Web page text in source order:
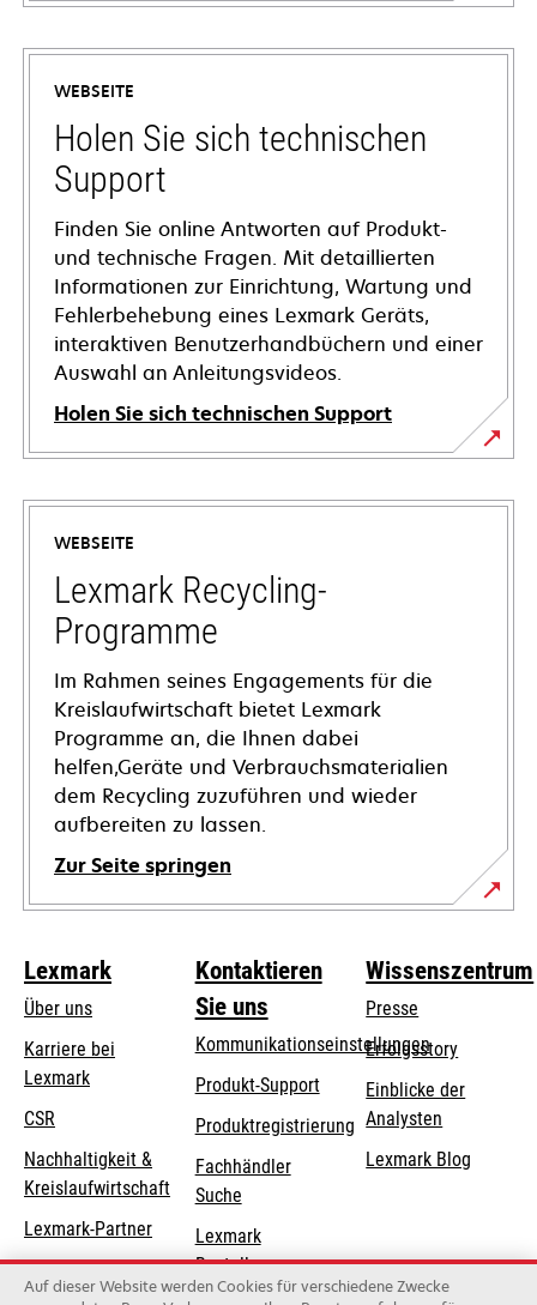
WEBSEITE
Holen Sie sich technischen
Support
Finden Sie online Antworten auf Produkt-
und technische Fragen. Mit detaillierten
Informationen zur Einrichtung, Wartung und
Fehlerbehebung eines Lexmark Geräts,
interaktiven Benutzerhandbüchern und einer
Auswahl an Anleitungsvideos.
Holen Sie sich technischen Support
wird
in
neuen
Registerkarte
geöffnet
WEBSEITE
Lexmark Recycling-
Programme
Im Rahmen seines Engagements für die
Kreislaufwirtschaft bietet Lexmark
Programme an, die Ihnen dabei
helfen,Geräte und Verbrauchsmaterialien
dem Recycling zuzuführen und wieder
aufbereiten zu lassen.
Zur Seite springen
Lexmark
Über uns
Karriere bei
Lexmark
CSR
Nachhaltigkeit &
Kreislaufwirtschaft
Lexmark-Partner
Kontaktieren
Sie uns
Kommunikationseinstellungen
wird
in
einer
neuen
Registerkarte
geöffnet
Produkt-Supportwird
einer
neuen
Produktregistrierung
Fachhändler
Suche
Lexmark
Bestellungen
Wissenszentrum
Presse
Erfolgsstory
Einblicke der
Analysten
Lexmark Blog
Auf dieser Website werden Cookies für verschiedene Zwecke